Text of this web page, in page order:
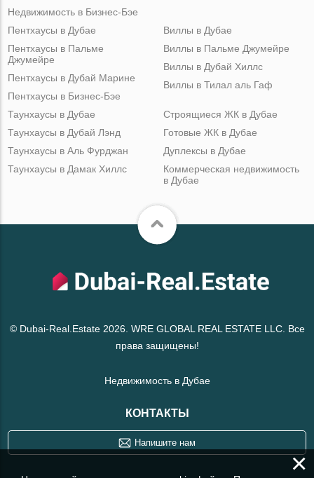
Недвижимость в Бизнес-Бэе
Пентхаусы в Дубае
Пентхаусы в Пальме
Джумейре
Пентхаусы в Дубай Марине
Пентхаусы в Бизнес-Бэе
Виллы в Дубае
Виллы в Пальме Джумейре
Виллы в Дубай Хиллс
Виллы в Тилал аль Гаф
Таунхаусы в Дубае
Таунхаусы в Дубай Лэнд
Таунхаусы в Аль Фурджан
Таунхаусы в Дамак Хиллс
Строящиеся ЖК в Дубае
Готовые ЖК в Дубае
Дуплексы в Дубае
Коммерческая недвижимость
в Дубае
© Dubai-Real.Estate 2026. WRE GLOBAL REAL ESTATE LLC. Все
права защищены!
Недвижимость в Дубае
КОНТАКТЫ
Напишите нам
×